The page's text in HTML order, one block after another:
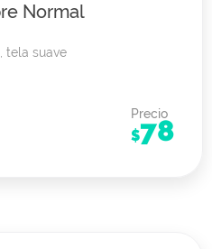
Normal
tela suave
Precio
$78